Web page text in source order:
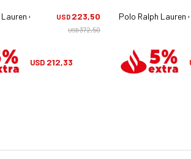
4220u - 6140/71
USD 223,50
USD372,50
USD 212,33
Polo Ralph Lauren